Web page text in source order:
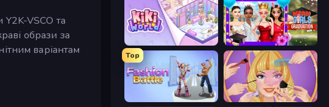
VSCO та
образи за
варіантам
KiKi World Mean Girls Graduation Day
Top
Fashion Battle Extreme Makeover